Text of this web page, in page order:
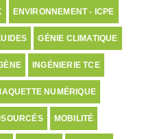
ENVIRONNEMENT - ICPE
GÉNIE CLIMATIQUE
INGÉNIERIE TCE
NUMÉRIQUE
MOBILITÉ